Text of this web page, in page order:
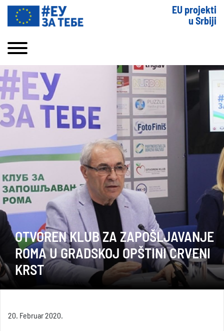
EU projekti
u Srbiji
OTVOREN KLUB ZA ZAPOŠLJAVANJE
ROMA U GRADSKOJ OPŠTINI CRVENI
KRST
20. Februar 2020.